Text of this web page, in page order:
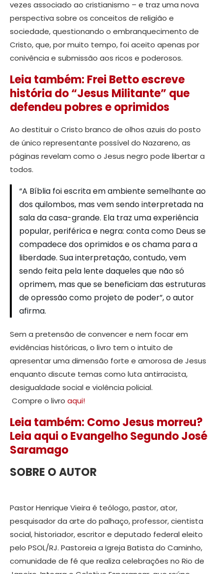
vezes associado ao cristianismo – e traz uma nova
perspectiva sobre os conceitos de religião e
sociedade, questionando o embranquecimento de
Cristo, que, por muito tempo, foi aceito apenas por
conivência e submissão aos ricos e poderosos.
Leia também: Frei Betto escreve
história do “Jesus Militante” que
defendeu pobres e oprimidos
Ao destituir o Cristo branco de olhos azuis do posto
de único representante possível do Nazareno, as
páginas revelam como o Jesus negro pode libertar a
todos.
“A Bíblia foi escrita em ambiente semelhante ao
dos quilombos, mas vem sendo interpretada na
sala da casa-grande. Ela traz uma experiência
popular, periférica e negra: conta como Deus se
compadece dos oprimidos e os chama para a
liberdade. Sua interpretação, contudo, vem
sendo feita pela lente daqueles que não só
oprimem, mas que se beneficiam das estruturas
de opressão como projeto de poder”, o autor
afirma.
Sem a pretensão de convencer e nem focar em
evidências históricas, o livro tem o intuito de
apresentar uma dimensão forte e amorosa de Jesus
enquanto discute temas como luta antirracista,
desigualdade social e violência policial.
Compre o livro aqui!
Leia também: Como Jesus morreu?
Leia aqui o Evangelho Segundo José
Saramago
SOBRE O AUTOR
Pastor Henrique Vieira é teólogo, pastor, ator,
pesquisador da arte do palhaço, professor, cientista
social, historiador, escritor e deputado federal eleito
pelo PSOL/RJ. Pastoreia a Igreja Batista do Caminho,
comunidade de fé que realiza celebrações no Rio de